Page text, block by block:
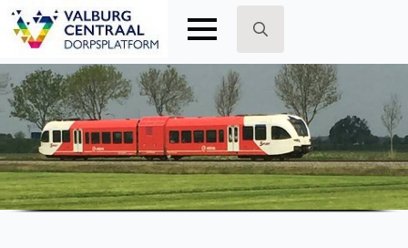
Search
for: